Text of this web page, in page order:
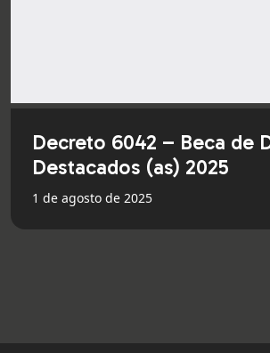
Decreto 6042 – Beca de
Destacados (as) 2025
1 de agosto de 2025